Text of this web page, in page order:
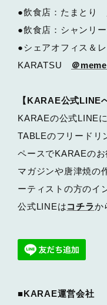
●飲食店：たまとり
●飲食店：シャンリ
●シェアオフィス＆
KARATSU
＠
【KARAE公式LINE
KARAEの公式LINE
TABLEのフリードリ
ペースでKARAEの
マガジンや唐津焼の
ーティストの方のイ
公式LINEはコチラか
■KARAE運営会社